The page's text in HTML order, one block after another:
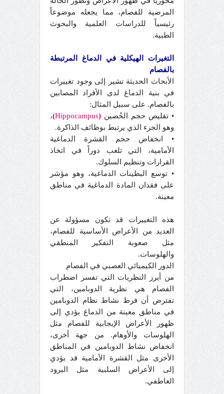
المرضية للفصام، مما يجعله موضوعاً
رئيسياً للدراسات العلمية والبحوث
الطبية.
التغيرات الهيكلية في الدماغ المرتبطة
بالفصام
الأبحاث الحديثة تشير إلى وجود تغييرات
في بنية الدماغ لدى الأفراد المصابين
بالفصام. على سبيل المثال:
• تقليص حجم الحُصين (
Hippocampus
)،
وهو الجزء الذي يرتبط بوظائف الذاكرة.
• انخفاض حجم القشرة الدماغية
الأمامية، التي تلعب دوراً في اتخاذ
القرارات وتنظيم السلوك.
• توسع البطينات الدماغية، وهو مؤشر
على فقدان المادة الدماغية في مناطق
معينة.
هذه التغييرات قد تكون مسؤولة عن
العديد من الأعراض الأساسية للفصام،
مثل صعوبة التفكير المنطقي
والهلوسات.
الدور الكيميائي العصبي في الفصام
من أبرز النظريات التي تفسر اضطراب
الفصام هي نظرية الدوبامين، التي
تفترض أن فرط نشاط نظام الدوبامين
في مناطق معينة من الدماغ يؤدي إلى
ظهور الأعراض الإيجابية للفصام مثل
الهلوسات والأوهام. من جهة أخرى،
انخفاض نشاط الدوبامين في المناطق
الأخرى مثل القشرة الأمامية قد يؤدي
إلى الأعراض السلبية مثل البرود
العاطفي.